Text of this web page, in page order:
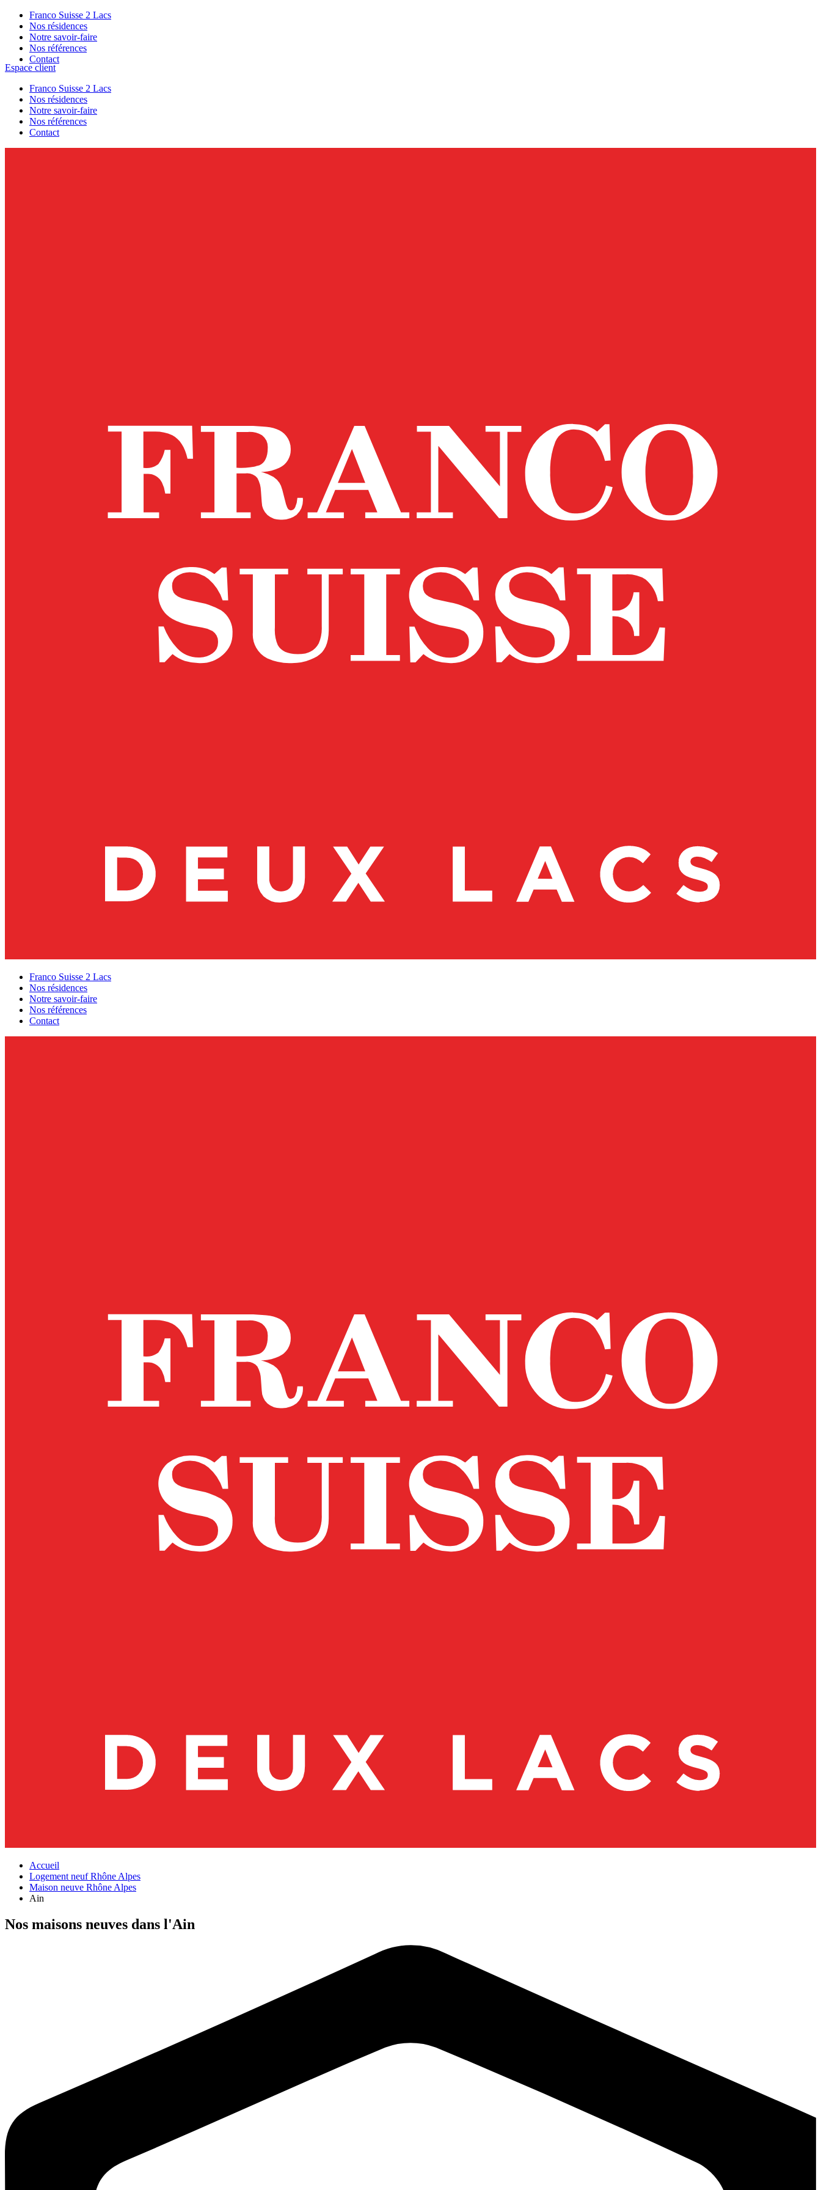
Franco Suisse 2 Lacs
Nos résidences
Notre savoir-faire
Nos références
Contact
Espace client
Franco Suisse 2 Lacs
Nos résidences
Notre savoir-faire
Nos références
Contact
Franco Suisse 2 Lacs
Nos résidences
Notre savoir-faire
Nos références
Contact
Accueil
Logement neuf Rhône Alpes
Maison neuve Rhône Alpes
Ain
Nos maisons neuves dans l'Ain